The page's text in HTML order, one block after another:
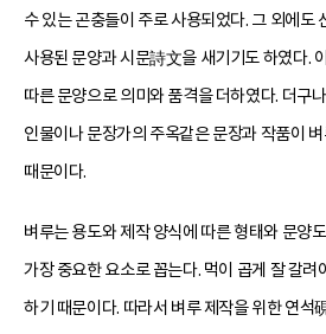
수 있는 곤충들이 주로 사용되었다. 그 외에도
사용된 문양과 시문詩文을 새기기도 하였다.
따른 문양으로 의미와 품격을 더하였다. 더구
인물이나 문장가의 주옥같은 문장과 작품이 벼
때문이다.
벼루는 용도와 제작 양식에 따른 형태와 문양
가장 중요한 요소로 꼽는다. 먹이 곱게 잘 갈려
하기 때문이다. 따라서 벼루 제작을 위한 연